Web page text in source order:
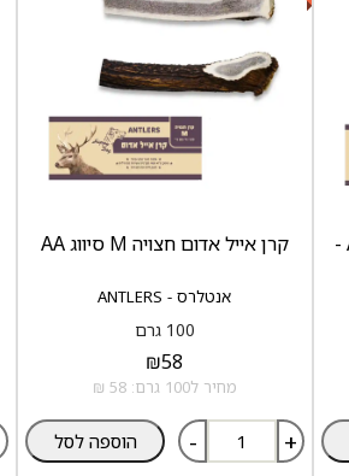
קרן אייל אדום חצויה L סיווג AA -
אנטלרס - ANTLERS
קרן אייל אדום חצויה M סיווג AA
100 גרם
₪58
מחיר ל100 גרם: 58 ₪
- + הוספה לסל